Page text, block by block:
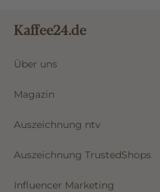
Kaffee24.de
Über uns
Magazin
Auszeichnung ntv
Auszeichnung TrustedShops
Influencer Marketing